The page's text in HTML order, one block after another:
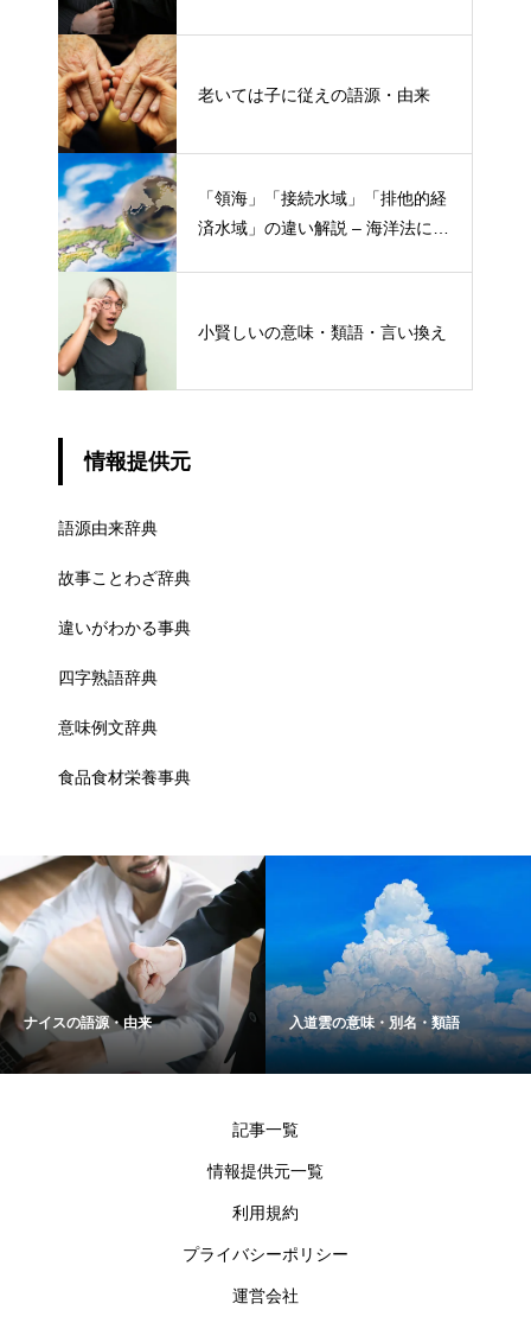
老いては子に従えの語源・由来
「領海」「接続水域」「排他的経
済水域」の違い解説 – 海洋法にお
小賢しいの意味・類語・言い換え
情報提供元
語源由来辞典
故事ことわざ辞典
違いがわかる事典
四字熟語辞典
意味例文辞典
食品食材栄養事典
ナイスの語源・由来 入道雲の意味・別名・類語
記事一覧
情報提供元一覧
利用規約
プライバシーポリシー
運営会社